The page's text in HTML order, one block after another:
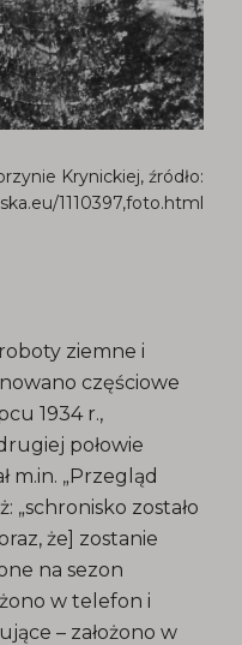
Krynickiej, źródło:
1110397,foto.html
ziemne i
częściowe
1934 r.,
połowie
m.in. „Przegląd
„schronisko zostało
że] zostanie
na sezon
w telefon i
– założono w